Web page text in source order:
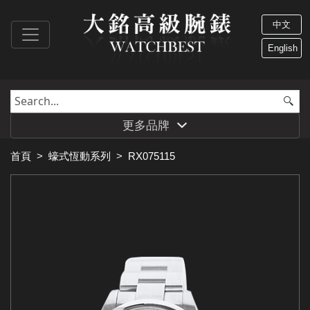
中文
English
更多品牌
首頁 > 蠔式恆動系列 > RX075115